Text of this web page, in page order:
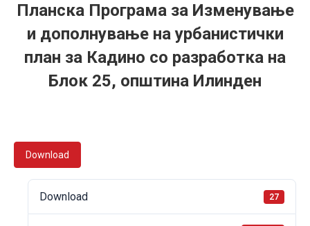
Планска Програма за Изменување
и дополнување на урбанистички
план за Кадино со разработка на
Блок 25, општина Илинден
Download
Download 27